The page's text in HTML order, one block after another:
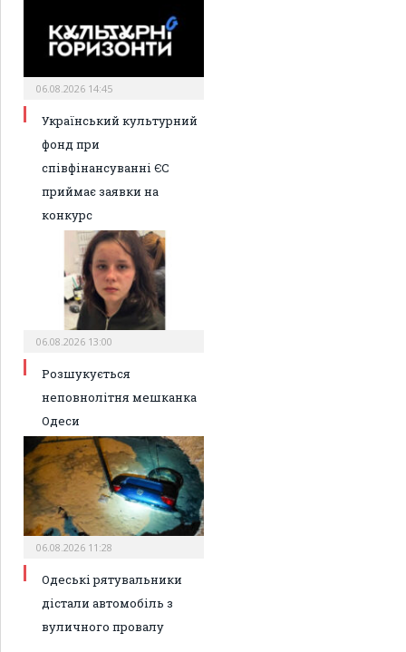
06.08.2026 14:45
Український культурний
фонд при
співфінансуванні ЄС
приймає заявки на
конкурс
06.08.2026 13:00
Розшукується
неповнолітня мешканка
Одеси
06.08.2026 11:28
Одеські рятувальники
дістали автомобіль з
вуличного провалу